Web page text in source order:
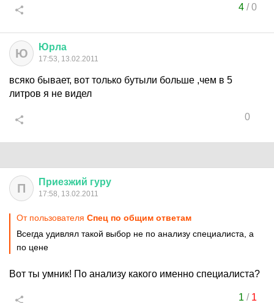
4/0
Ю Юрла
17:53, 13.02.2011
всяко бывает, вот только бутыли больше ,чем в 5
литров я не видел
0
П Приезжий гуру
17:58, 13.02.2011
От пользователя Спец по общим ответам
Всегда удивлял такой выбор не по анализу специалиста, а
по цене
Вот ты умник! По анализу какого именно специалиста?
1 / 1